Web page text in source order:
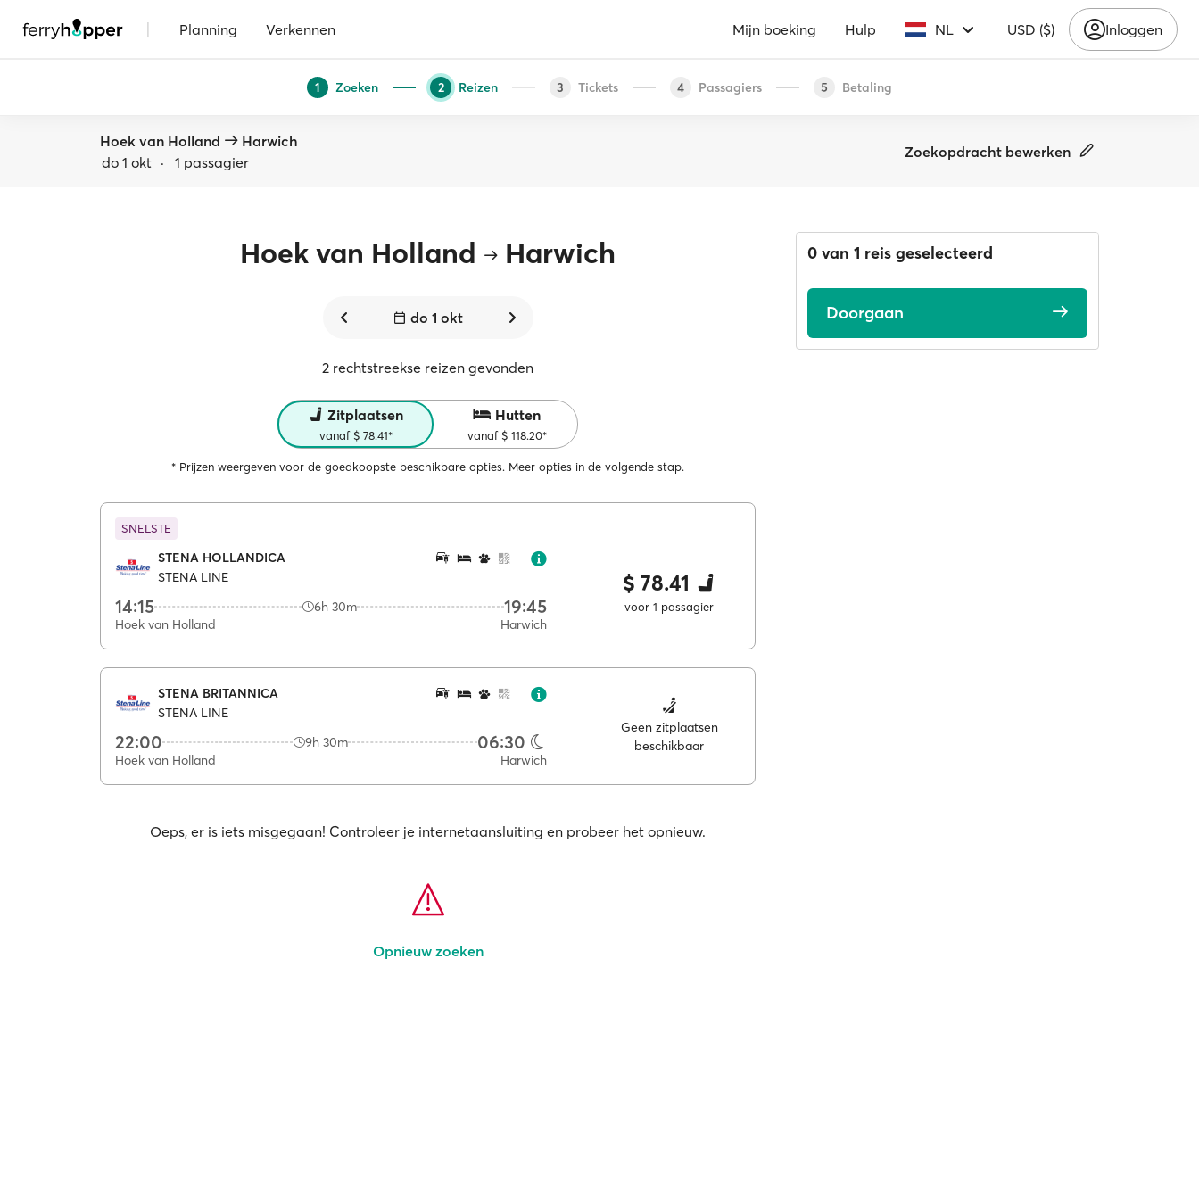
| Planning Verkennen Mijn boeking Hulp NL USD ($) Inloggen
1 Zoeken 2 Reizen 3 Tickets 4 Passagiers 5 Betaling
Hoek van Holland
Harwich
do 1 okt · 1 passagier
Zoekopdracht bewerken
Hoek van Holland Harwich
do 1 okt
2 rechtstreekse reizen gevonden
Zitplaatsen
vanaf $ 78.41*
Hutten
vanaf $ 118.20*
* Prijzen weergeven voor de goedkoopste beschikbare opties. Meer opties in de volgende stap.
SNELSTE
STENA HOLLANDICA
STENA LINE
14:15 6h 30m 19:45
Hoek van Holland Harwich
$ 78.41
voor 1 passagier
STENA BRITANNICA
STENA LINE
22:00 9h 30m 06:30
Hoek van Holland Harwich
Geen zitplaatsen
beschikbaar
Oeps, er is iets misgegaan! Controleer je internetaansluiting en probeer het opnieuw.
Opnieuw zoeken
0 van 1 reis geselecteerd
Doorgaan